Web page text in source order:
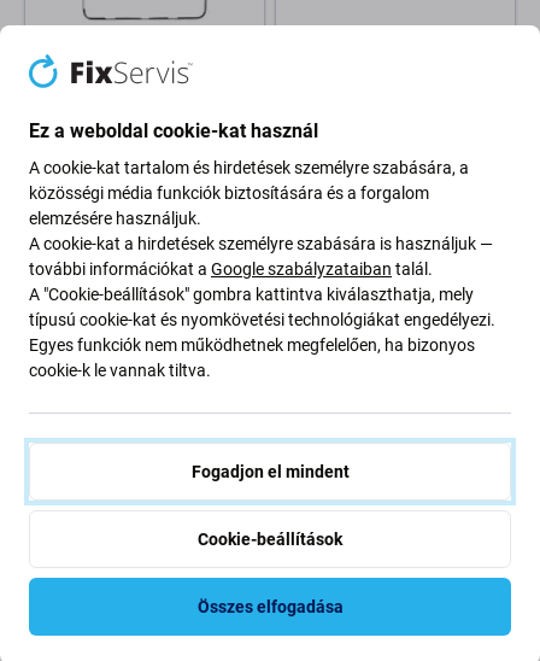
Apple
Apple iPad Air 11 (2024) -
(Adhesive)
1 280 Ft 1 590 Ft
RAKTÁRON 1 db
Flex Kábel (Space Gray)
2 800 Ft
RENDELÉSRE
Akkumulátor iPad Air (3rd Gen
Apple
Érintőüveg iPad Air, iPad (5th
Ez a weboldal cookie-kat használ
A cookie-kat tartalom és hirdetések személyre szabására, a
közösségi média funkciók biztosítására és a forgalom
elemzésére használjuk.
A cookie-kat a hirdetések személyre szabására is használjuk —
további információkat a Google szabályzataiban talál.
A "Cookie-beállítások" gombra kattintva kiválaszthatja, mely
típusú cookie-kat és nyomkövetési technológiákat engedélyezi.
Egyes funkciók nem működhetnek megfelelően, ha bizonyos
cookie-k le vannak tiltva.
Fogadjon el mindent
Cookie-beállítások
Összes elfogadása